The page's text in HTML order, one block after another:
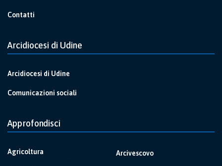
Contatti
Arcidiocesi di Udine
Arcidiocesi di Udine
Comunicazioni sociali
Approfondisci
Agricoltura Arcivescovo